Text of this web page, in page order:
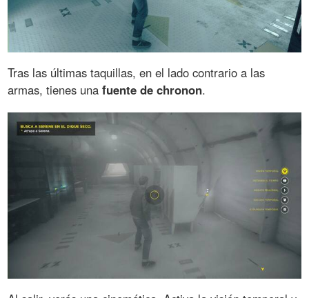
Tras las últimas taquillas, en el lado contrario a las
armas, tienes unafuente de chronon.